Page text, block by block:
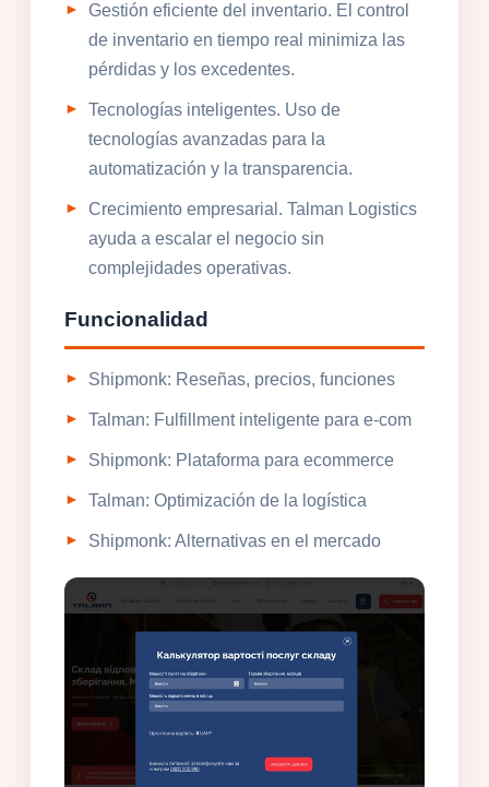
Gestión eficiente del inventario. El control
de inventario en tiempo real minimiza las
pérdidas y los excedentes.
Tecnologías inteligentes. Uso de
tecnologías avanzadas para la
automatización y la transparencia.
Crecimiento empresarial. Talman Logistics
ayuda a escalar el negocio sin
complejidades operativas.
Funcionalidad
Shipmonk: Reseñas, precios, funciones
Talman: Fulfillment inteligente para e-com
Shipmonk: Plataforma para ecommerce
Talman: Optimización de la logística
Shipmonk: Alternativas en el mercado